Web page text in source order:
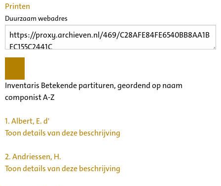
Printen
Duurzaam webadres
Inventaris Betekende partituren, geordend op naam
componist A-Z
1.Albert, E. d'
Toon details van deze beschrijving
2.Andriessen, H.
Toon details van deze beschrijving